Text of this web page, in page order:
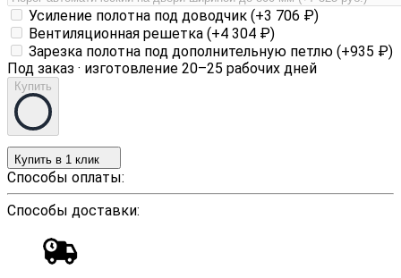
Усиление полотна под доводчик (+3 706 ₽)
Вентиляционная решетка (+4 304 ₽)
Зарезка полотна под дополнительную петлю (+935 ₽)
Под заказ · изготовление 20–25 рабочих дней
Купить
Купить в 1 клик
Способы оплаты:
Способы доставки: